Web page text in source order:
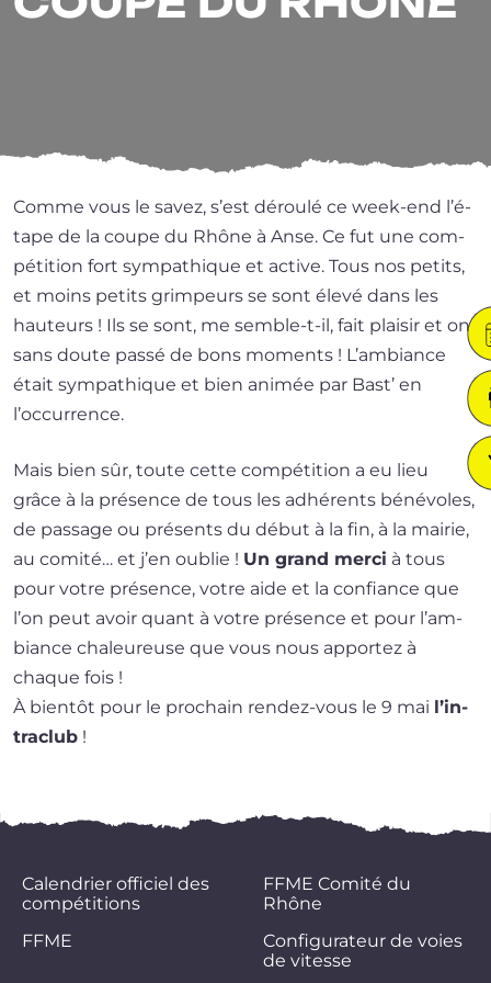
Comme vous le savez, s’est dérou­lé ce week-end l’é­
tape de la coupe du Rhône à Anse. Ce fut une com­
pé­ti­tion fort sym­pa­thique et active. Tous nos petits,
et moins petits grim­peurs se sont éle­vé dans les
hau­teurs ! Ils se sont, me semble-t-il, fait plai­sir et ont
sans doute pas­sé de bons moments ! L’ambiance
était sym­pa­thique et bien ani­mée par Bast’ en
l’occurrence.
Mais bien sûr, toute cette com­pé­ti­tion a eu lieu
grâce à la pré­sence de tous les adhé­rents béné­voles,
de pas­sage ou pré­sents du début à la fin, à la mai­rie,
au comi­té… et j’en oublie ! Un grand mer­ci à tous
pour votre pré­sence, votre aide et la confiance que
l’on peut avoir quant à votre pré­sence et pour l’am­
biance cha­leu­reuse que vous nous appor­tez à
chaque fois !
À bien­tôt pour le pro­chain rendez-vous le 9 mai l’in­
tra­club !
Calendrier officiel des
compétitions
FFME
FFME Comité du
Rhône
Configurateur de voies
de vitesse